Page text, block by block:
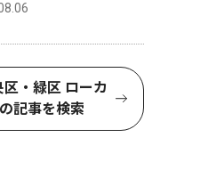
・緑区 ローカ
記事を検索